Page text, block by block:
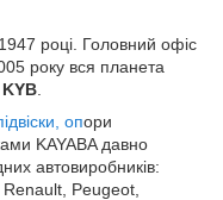
році. Головний офіс
року вся планета
KYB
опори
KAYABA давно
автовиробників:
Peugeot,